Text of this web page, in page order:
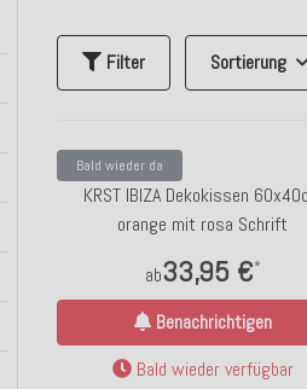
Filter Sortierung
Bald wieder da
KRST IBIZA Dekokissen
orange mit rosa Schrift
ab33,95 €*
Benachrichtigen
Bald wieder verfügbar